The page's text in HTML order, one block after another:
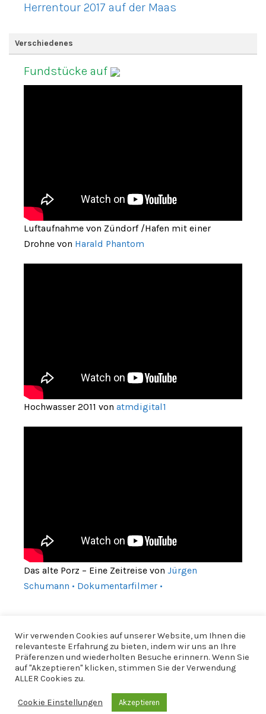
Herrentour 2017 auf der Maas
Verschiedenes
Fundstücke auf
Luftaufnahme von Zündorf /Hafen mit einer
Drohne von Harald Phantom
Hochwasser 2011 von atmdigital1
Das alte Porz – Eine Zeitreise von Jürgen
Schumann • Dokumentarfilmer •
Impressum|Datenschutzerklärung
Wir verwenden Cookies auf unserer Website, um Ihnen die
relevanteste Erfahrung zu bieten, indem wir uns an Ihre
Präferenzen und wiederholten Besuche erinnern. Wenn Sie
auf "Akzeptieren" klicken, stimmen Sie der Verwendung
ALLER Cookies zu.
Cookie Einstellungen Akzeptieren